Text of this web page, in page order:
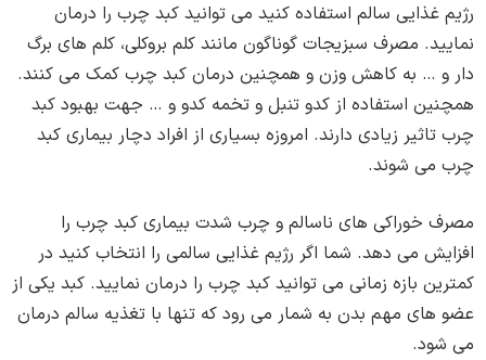
رژیم غذایی سالم استفاده کنید می ‌توانید کبد چرب را درمان
نمایید. مصرف سبزیجات گوناگون مانند کلم بروکلی، کلم‌ های برگ‌
دار و … به کاهش وزن و همچنین درمان کبد چرب کمک می‌ کنند.
همچنین استفاده از کدو تنبل و تخمه کدو و … جهت بهبود کبد
چرب تاثیر زیادی دارند. امروزه بسیاری از افراد دچار بیماری کبد
چرب می‌ شوند.
مصرف خوراکی ‌های ناسالم و چرب شدت بیماری کبد چرب را
افزایش می‌ دهد. شما اگر رژیم غذایی سالمی را انتخاب کنید در
کمترین بازه زمانی می ‌توانید کبد چرب را درمان نمایید. کبد یکی از
عضو های مهم بدن به شمار می‌ رود که تنها با تغذیه سالم درمان
می‌ شود.